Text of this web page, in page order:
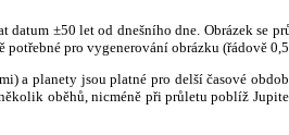
±50 let od dnešního dne. Obrázek se
pro vygenerování obrázku (řádově
a planety jsou platné pro delší časové
oběhů, nicméně při průletu poblíž